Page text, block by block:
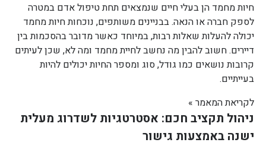
חיות מחמד הן בעלי חיים שנמצאים תחת טיפול אדם במטרה
לספק חברה או הנאה. בבניינים משותפים, נוכחות חיות מחמד
יכולה להעלות שאלות רבות, במיוחד כאשר מדובר בהסכמות בין
דיירים. חשוב להבין מה נחשב לחיית מחמד ומה לא, שכן לעיתים
קרובות נושאים כמו גודל, סוג ומספר החיות יכולים להיות
בעייתיים.
לקריאת המאמר »
ניהול תקציב חכם: אסטרטגיות לשדרוג מעלית
ישנה באמצעות גישור